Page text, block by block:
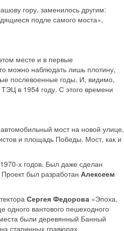
гору, заменилось другим:
подле самого моста»,
месте и в первые
можно наблюдать лишь плотину,
послевоенные годы. И, видимо,
в 1954 году. С этого времени
мост на новой улице,
и площадь Победы. Мост, как и
х годов. Был даже сделан
был разработан Алексеем
Сергея Федорова«Эпоха,
одного вантового пешеходного
были деревянный Банный
старинных гравюрах.